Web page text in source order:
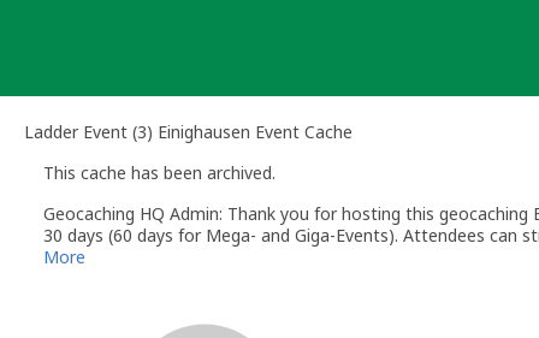
Ladder Event (3) Einighausen Event Cache
This cache has been archived.
Geocaching HQ Admin: Thank you for hosting this
30 days (60 days for Mega- and Giga-Events). Attendees can
More